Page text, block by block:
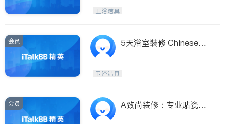
卫浴洁具
会员
5天浴室裝修 Chineseha
卫浴洁具
会员
A致尚装修：专业贴瓷